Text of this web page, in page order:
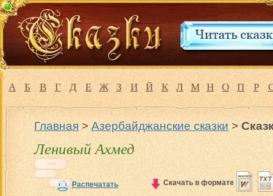
А Б В Г Д Е Ж З И Й К Л М Н О П Р
Главная>Азербайджанские сказки>
Ленивый Ахмед
Распечатать Скачать в формате